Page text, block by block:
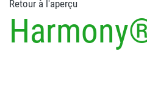
Retour à l'aperçu